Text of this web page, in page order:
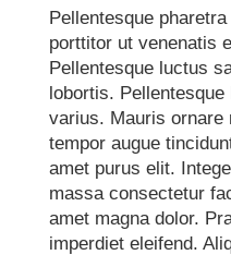
Pellentesque
porttitor ut venenatis
Pellentesque luctus
lobortis.
varius. Mauris ornare
tempor augue
amet purus elit.
massa consectetur
amet magna dolor.
imperdiet eleifend.